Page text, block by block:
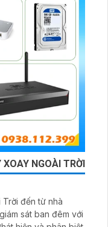
NGOÀI TRỜI
đến từ nhà
sát ban đêm với